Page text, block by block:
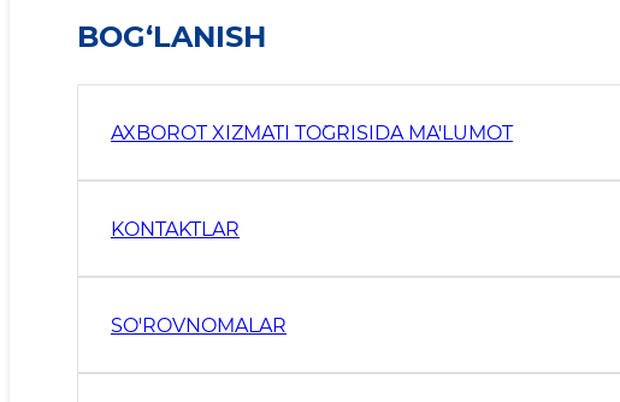
BOG‘LANISH
AXBOROT XIZMATI TO`G`RISIDA MA'LUMOT
KONTAKTLAR
SO'ROVNOMALAR